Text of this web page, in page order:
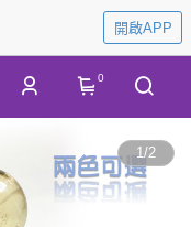
開啟APP
0
1/2